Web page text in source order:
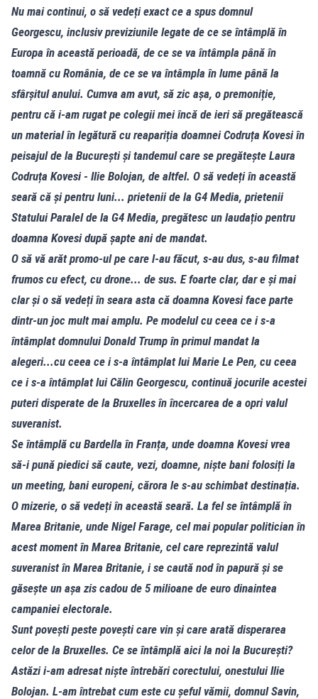
Nu mai continui, o să vedeți exact ce a spus domnul
Georgescu, inclusiv previziunile legate de ce se întâmplă în
Europa în această perioadă, de ce se va întâmpla până în
toamnă cu România, de ce se va întâmpla în lume până la
sfârșitul anului. Cumva am avut, să zic așa, o premoniție,
pentru că i-am rugat pe colegii mei încă de ieri să pregătească
un material în legătură cu reapariția doamnei Codruța Kovesi în
peisajul de la București și tandemul care se pregătește Laura
Codruța Kovesi - Ilie Bolojan, de altfel. O să vedeți în această
seară că și pentru luni... prietenii de la G4 Media, prietenii
Statului Paralel de la G4 Media, pregătesc un laudațio pentru
doamna Kovesi după șapte ani de mandat.
O să vă arăt promo-ul pe care l-au făcut, s-au dus, s-au filmat
frumos cu efect, cu drone... de sus. E foarte clar, dar e și mai
clar și o să vedeți în seara asta că doamna Kovesi face parte
dintr-un joc mult mai amplu. Pe modelul cu ceea ce i s-a
întâmplat domnului Donald Trump în primul mandat la
alegeri...cu ceea ce i s-a întâmplat lui Marie Le Pen, cu ceea
ce i s-a întâmplat lui Călin Georgescu, continuă jocurile acestei
puteri disperate de la Bruxelles în încercarea de a opri valul
suveranist.
Se întâmplă cu Bardella în Franța, unde doamna Kovesi vrea
să-i pună piedici să caute, vezi, doamne, niște bani folosiți la
un meeting, bani europeni, cărora le s-au schimbat destinația.
O mizerie, o să vedeți în această seară. La fel se întâmplă în
Marea Britanie, unde Nigel Farage, cel mai popular politician în
acest moment în Marea Britanie, cel care reprezintă valul
suveranist în Marea Britanie, i se caută nod în papură și se
găsește un așa zis cadou de 5 milioane de euro dinaintea
campaniei electorale.
Sunt povești peste povești care vin și care arată disperarea
celor de la Bruxelles. Ce se întâmplă aici la noi la București?
Astăzi i-am adresat niște întrebări corectului, onestului Ilie
Bolojan. L-am întrebat cum este cu șeful vămii, domnul Savin,